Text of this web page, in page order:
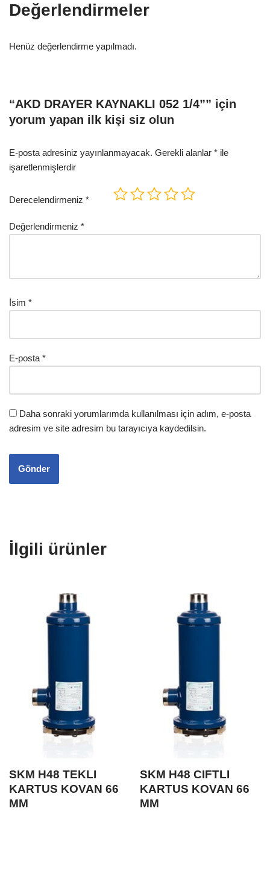
Değerlendirmeler
Henüz değerlendirme yapılmadı.
“AKD DRAYER KAYNAKLI 052 1/4”” için
yorum yapan ilk kişi siz olun
E-posta adresiniz yayınlanmayacak. Gerekli alanlar * ile
işaretlenmişlerdir
Derecelendirmeniz *
Değerlendirmeniz *
İsim *
E-posta *
Daha sonraki yorumlarımda kullanılması için adım, e-posta
adresim ve site adresim bu tarayıcıya kaydedilsin.
İlgili ürünler
SKM H48 TEKLI
KARTUS KOVAN 66
MM
SKM H48 CIFTLI
KARTUS KOVAN 66
MM